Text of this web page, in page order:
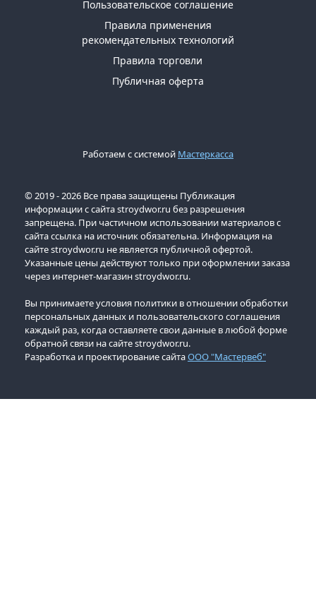
Пользовательское соглашение
Правила применения
рекомендательных технологий
Правила торговли
Публичная оферта
Работаем с системой Мастеркасса
© 2019 - 2026 Все права защищены Публикация
информации с сайта stroydwor.ru без разрешения
запрещена. При частичном использовании материалов с
сайта ссылка на источник обязательна. Информация на
сайте stroydwor.ru не является публичной офертой.
Указанные цены действуют только при оформлении заказа
через интернет-магазин stroydwor.ru.
Вы принимаете условия политики в отношении обработки
персональных данных и пользовательского соглашения
каждый раз, когда оставляете свои данные в любой форме
обратной связи на сайте stroydwor.ru.
Разработка и проектирование сайтаООО "Мастервеб"